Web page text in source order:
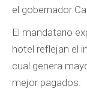
el gobernador
El mandatario
hotel reflejan el
cual genera
mejor pagados.